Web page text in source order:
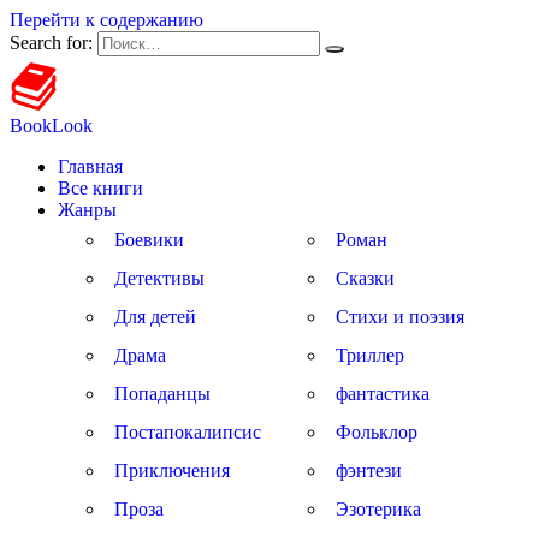
Перейти к содержанию
Search for:
BookLook
Главная
Все книги
Жанры
Боевики
Детективы
Для детей
Драма
Попаданцы
Постапокалипсис
Приключения
Проза
Роман
Сказки
Стихи и поэзия
Триллер
фантастика
Фольклор
фэнтези
Эзотерика